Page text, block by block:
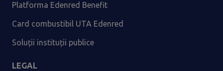
Platforma Edenred Benefit
Card combustibil UTA Edenred
Soluții instituții publice
LEGAL